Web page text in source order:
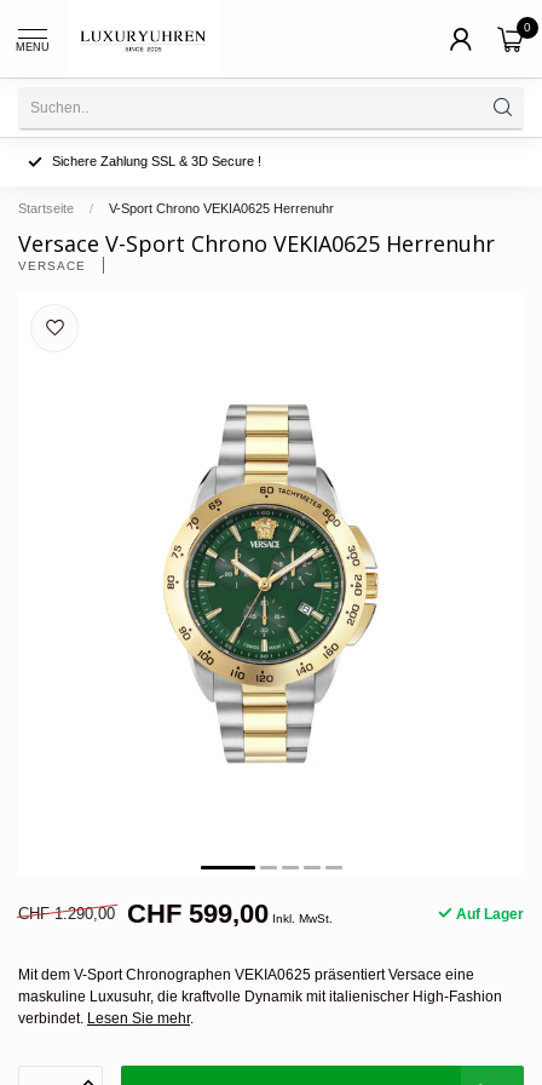
MENU
0
Sichere Zahlung SSL & 3D Secure !
Startseite / V-Sport Chrono VEKIA0625 Herrenuhr
Versace V-Sport Chrono VEKIA0625 Herrenuhr
VERSACE
CHF 1.290,00 CHF 599,00 Inkl. MwSt. Auf Lager
Mit dem V-Sport Chronographen VEKIA0625 präsentiert Versace eine
maskuline Luxusuhr, die kraftvolle Dynamik mit italienischer High-Fashion
verbindet. Lesen Sie mehr.